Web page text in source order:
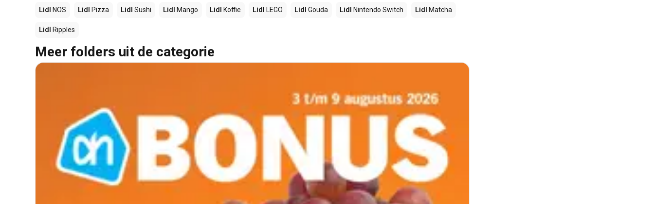
Lidl NOS Lidl Pizza Lidl Sushi Lidl Mango Lidl Koffie Lidl LEGO Lidl Gouda Lidl Nintendo Switch Lidl Matcha
Lidl Ripples
Meer folders uit de categorie